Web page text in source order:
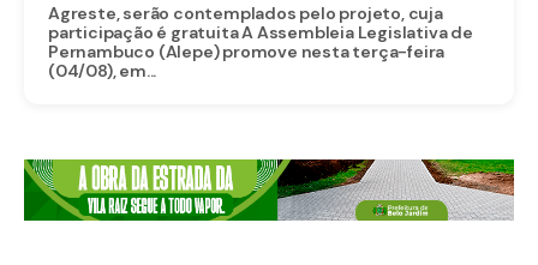
Agreste, serão contemplados pelo projeto, cuja
participação é gratuita A Assembleia Legislativa de
Pernambuco (Alepe) promove nesta terça-feira
(04/08), em...